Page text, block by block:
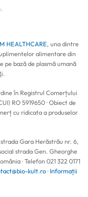
HEALTHCARE, una dintre
alimentare din
pe bază de plasmă umană
în Registrul Comerțului
RO 5919650 · Obiect de
cu ridicata a produselor
Gara Herăstrău nr. 6,
strada Gen. Gheorghe
· Telefon 021 322 0171
kult.ro· Informații